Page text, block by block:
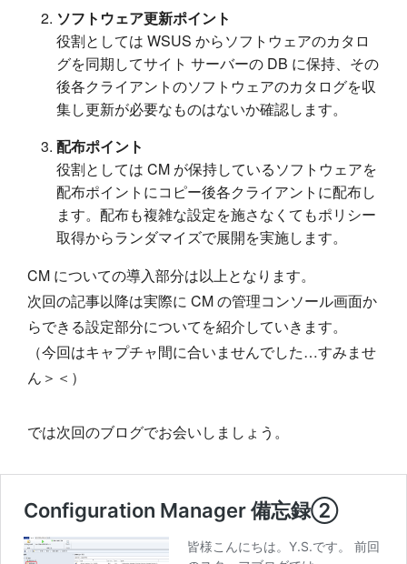
ソフトウェア更新ポイント
役割としては WSUS からソフトウェアのカタロ
グを同期してサイト サーバーの DB に保持、その
後各クライアントのソフトウェアのカタログを収
集し更新が必要なものはないか確認します。
配布ポイント
役割としては CM が保持しているソフトウェアを
配布ポイントにコピー後各クライアントに配布し
ます。配布も複雑な設定を施さなくてもポリシー
取得からランダマイズで展開を実施します。
CM についての導入部分は以上となります。
次回の記事以降は実際に CM の管理コンソール画面か
らできる設定部分についてを紹介していきます。
（今回はキャプチャ間に合いませんでした…すみませ
ん＞＜）
では次回のブログでお会いしましょう。